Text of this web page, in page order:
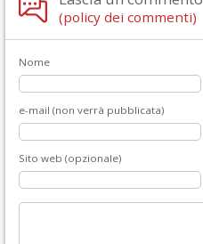
(policy dei commenti)
Nome
e-mail (non verrà pubblicata)
Sito web (opzionale)